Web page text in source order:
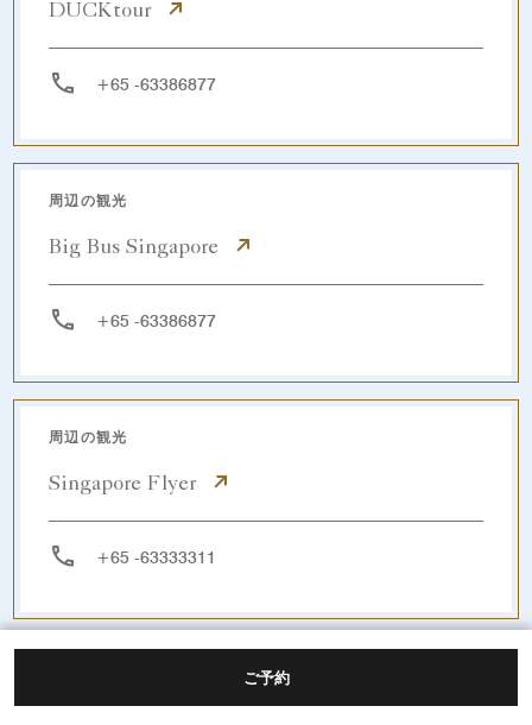
ご予約
DUCKtour
+65 -63386877
周辺の観光
Big Bus Singapore
+65 -63386877
周辺の観光
Singapore Flyer
+65 -63333311